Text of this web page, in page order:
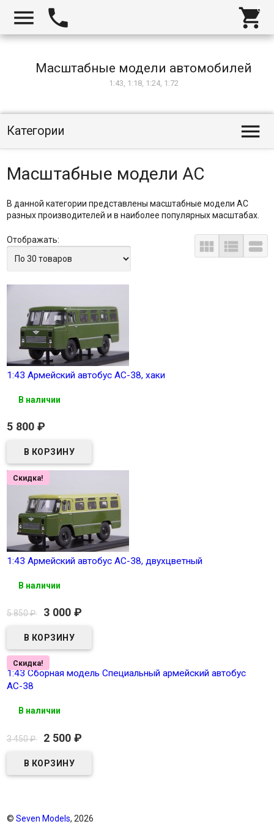
  
Масштабные модели автомобилей
1:43, 1:18, 1:24, 1:72
Категории 
Масштабные модели АС
В данной категории представлены масштабные модели АС
разных производителей и в наиболее популярных масштабах.
Отображать:   
1:43 Армейский автобус АС-38, хаки
В наличии
5 800 ₽
Скидка!
1:43 Армейский автобус АС-38, двухцветный
В наличии
5 850₽ 3 000 ₽
Скидка!
1:43 Сборная модель Специальный армейский автобус
АС-38
В наличии
3 450₽ 2 500 ₽
© Seven Models, 2026